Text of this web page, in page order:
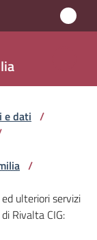
e dati /
/
ulteriori servizi
Rivalta CIG: